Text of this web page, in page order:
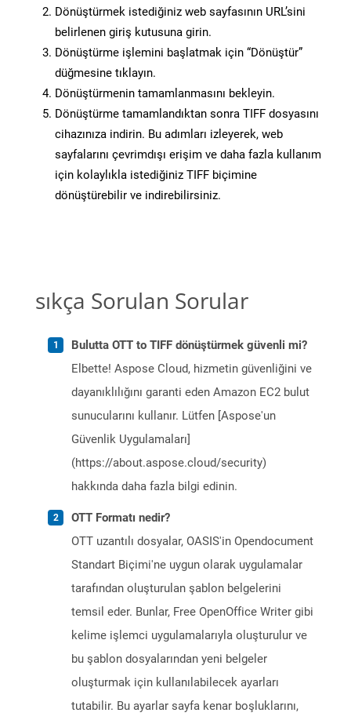
Dönüştürmek istediğiniz web sayfasının URL’sini
belirlenen giriş kutusuna girin.
Dönüştürme işlemini başlatmak için “Dönüştür”
düğmesine tıklayın.
Dönüştürmenin tamamlanmasını bekleyin.
Dönüştürme tamamlandıktan sonra TIFF dosyasını
cihazınıza indirin. Bu adımları izleyerek, web
sayfalarını çevrimdışı erişim ve daha fazla kullanım
için kolaylıkla istediğiniz TIFF biçimine
dönüştürebilir ve indirebilirsiniz.
sıkça Sorulan Sorular
Bulutta OTT to TIFF dönüştürmek güvenli mi?
Elbette! Aspose Cloud, hizmetin güvenliğini ve
dayanıklılığını garanti eden Amazon EC2 bulut
sunucularını kullanır. Lütfen [Aspose'un
Güvenlik Uygulamaları]
(https://about.aspose.cloud/security)
hakkında daha fazla bilgi edinin.
OTT Formatı nedir?
OTT uzantılı dosyalar, OASIS'in Opendocument
Standart Biçimi'ne uygun olarak uygulamalar
tarafından oluşturulan şablon belgelerini
temsil eder. Bunlar, Free OpenOffice Writer gibi
kelime işlemci uygulamalarıyla oluşturulur ve
bu şablon dosyalarından yeni belgeler
oluşturmak için kullanılabilecek ayarları
tutabilir. Bu ayarlar sayfa kenar boşluklarını,